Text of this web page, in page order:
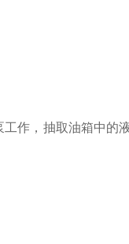
作，抽取油箱中的